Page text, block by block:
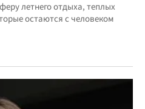
летнего отдыха, теплых
остаются с человеком